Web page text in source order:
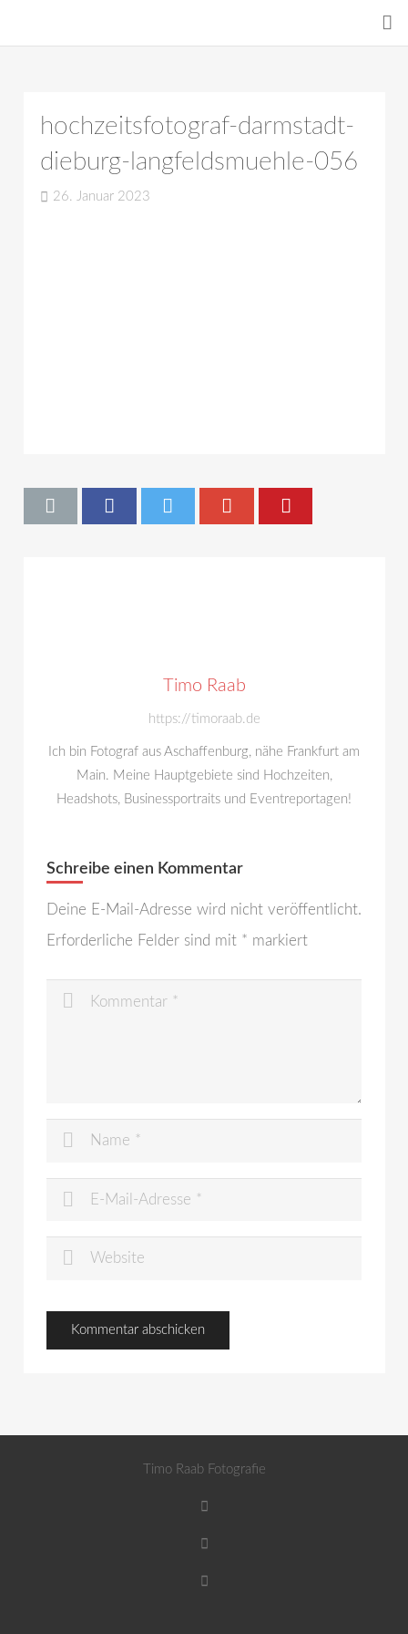
hochzeitsfotograf-darmstadt-
dieburg-langfeldsmuehle-056
26. Januar 2023
Timo Raab
https://timoraab.de
Ich bin Fotograf aus Aschaffenburg, nähe Frankfurt am
Main. Meine Hauptgebiete sind Hochzeiten,
Headshots, Businessportraits und Eventreportagen!
Schreibe einen Kommentar
Deine E-Mail-Adresse wird nicht veröffentlicht.
Erforderliche Felder sind mit * markiert
Timo Raab Fotografie